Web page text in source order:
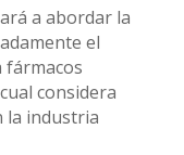
a abordar la
el
fármacos
considera
la industria